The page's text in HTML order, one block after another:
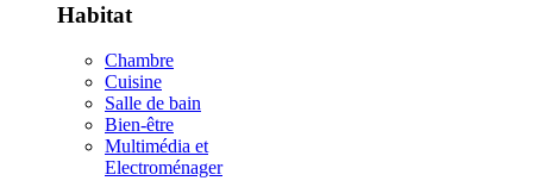
Habitat
Chambre
Cuisine
Salle de bain
Bien-être
Multimédia et
Electroménager